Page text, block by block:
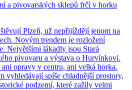
a pivovarských sklepů frčí v horku
Plzeň, už nepřijíždějí jenom na
Novým trendem je rozložení
Největšími lákadly jsou Stará
pivovaru a výstava o Hurvínkovi.
opravy v centru, ani velká horka.
vyhledávají spíše chladnější prostory,
podzemí, které zažily velmi